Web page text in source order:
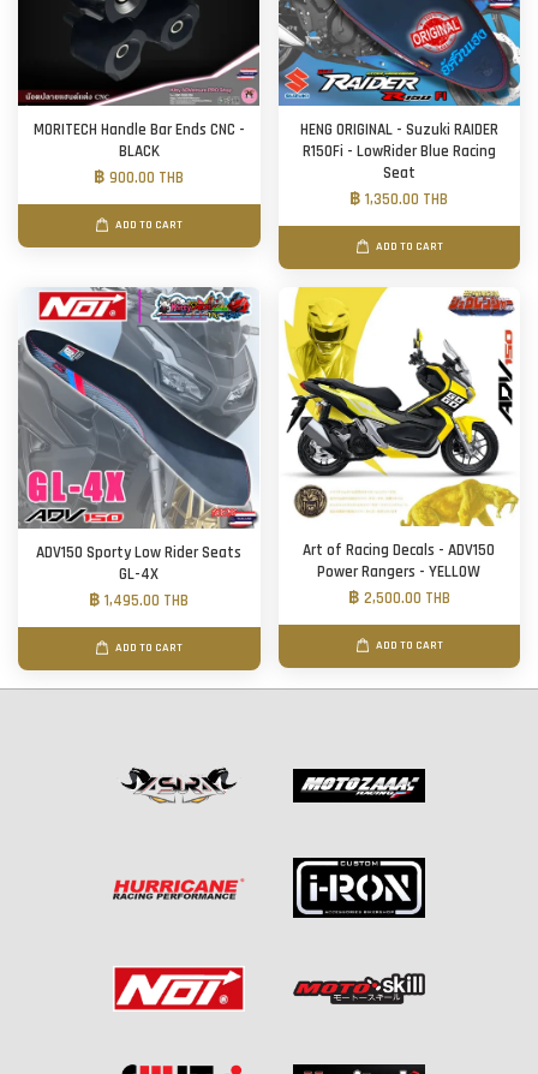
MORITECH Handle Bar Ends CNC -
BLACK
฿ 900.00 THB
ADD TO CART
HENG ORIGINAL - Suzuki RAIDER
R150Fi - LowRider Blue Racing
Seat
฿ 1,350.00 THB
ADD TO CART
ADV150 Sporty Low Rider Seats
GL-4X
฿ 1,495.00 THB
ADD TO CART
Art of Racing Decals - ADV150
Power Rangers - YELLOW
฿ 2,500.00 THB
ADD TO CART